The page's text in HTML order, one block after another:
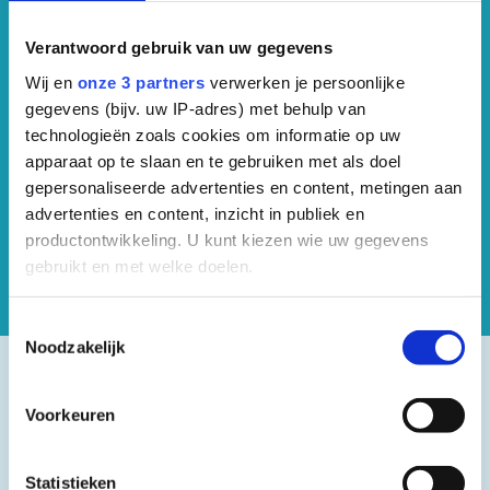
Verantwoord gebruik van uw gegevens
Wij en onze 3 partners verwerken je persoonlijke
gegevens (bijv. uw IP-adres) met behulp van
technologieën zoals cookies om informatie op uw
apparaat op te slaan en te gebruiken met als doel
gepersonaliseerde advertenties en content, metingen aan
advertenties en content, inzicht in publiek en
productontwikkeling. U kunt kiezen wie uw gegevens
gebruikt en met welke doelen.
Informatie verzamelen over uw geografische
Uw apparaat identificeren door het actief te
scannen op specifieke eigenschappen (fingerprinting)
verwerkt en stel uw voorkeuren in het
detailgedeelte in.
Noodzakelijk
Voorkeuren
Statistieken